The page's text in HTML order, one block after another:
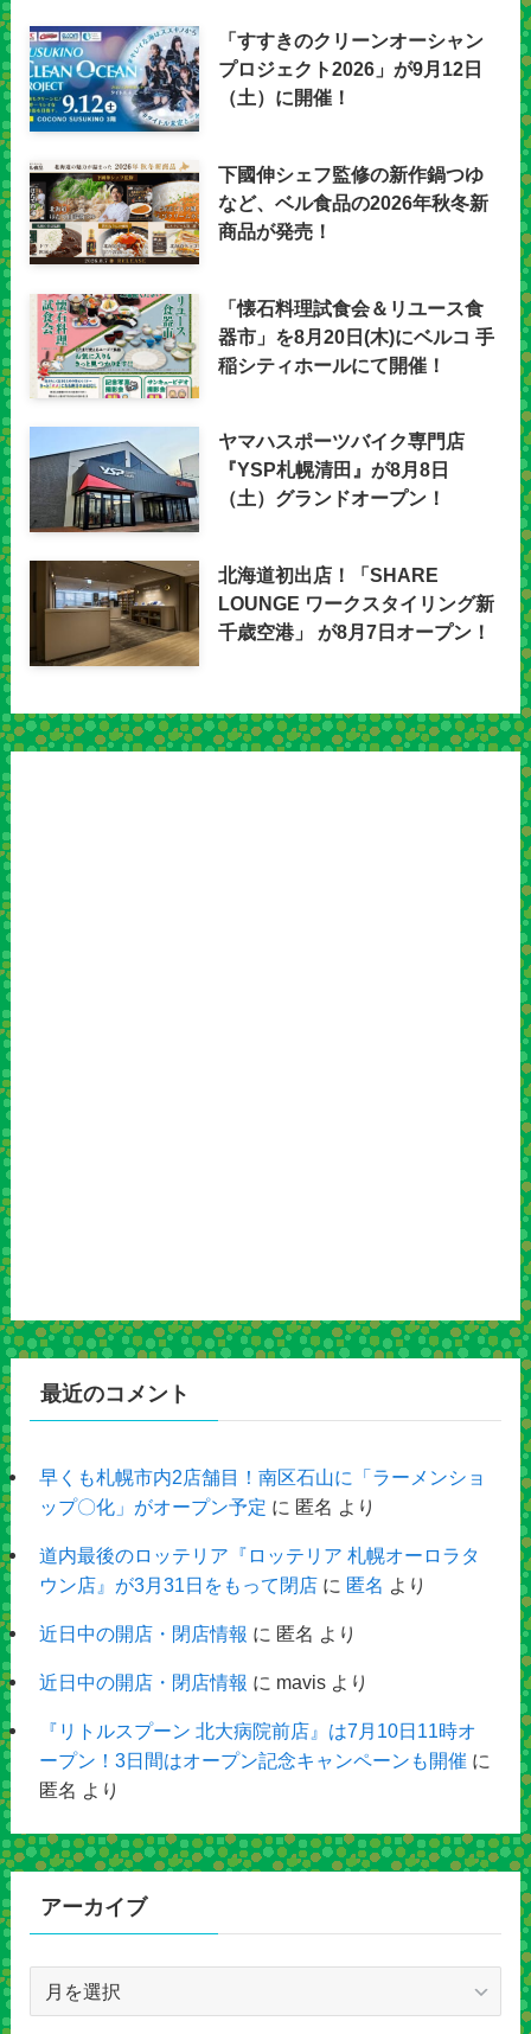
「すすきのクリーンオーシャン
プロジェクト2026」が9月12日
（土）に開催！
下國伸シェフ監修の新作鍋つゆ
など、ベル食品の2026年秋冬新
商品が発売！
「懐石料理試食会＆リユース食
器市」を8月20日(木)にベルコ 手
稲シティホールにて開催！
ヤマハスポーツバイク専門店
『YSP札幌清田』が8月8日
（土）グランドオープン！
北海道初出店！「SHARE
LOUNGE ワークスタイリング新
千歳空港」 が8月7日オープン！
最近のコメント
早くも札幌市内2店舗目！南区石山に「ラーメンショ
ップ〇化」がオープン予定 に 匿名 より
道内最後のロッテリア『ロッテリア 札幌オーロラタ
ウン店』が3月31日をもって閉店に 匿名 より
近日中の開店・閉店情報 に 匿名 より
近日中の開店・閉店情報 に mavisより
『リトルスプーン 北大病院前店』は7月10日11時オ
ープン！3日間はオープン記念キャンペーンも開催 に
匿名 より
アーカイブ